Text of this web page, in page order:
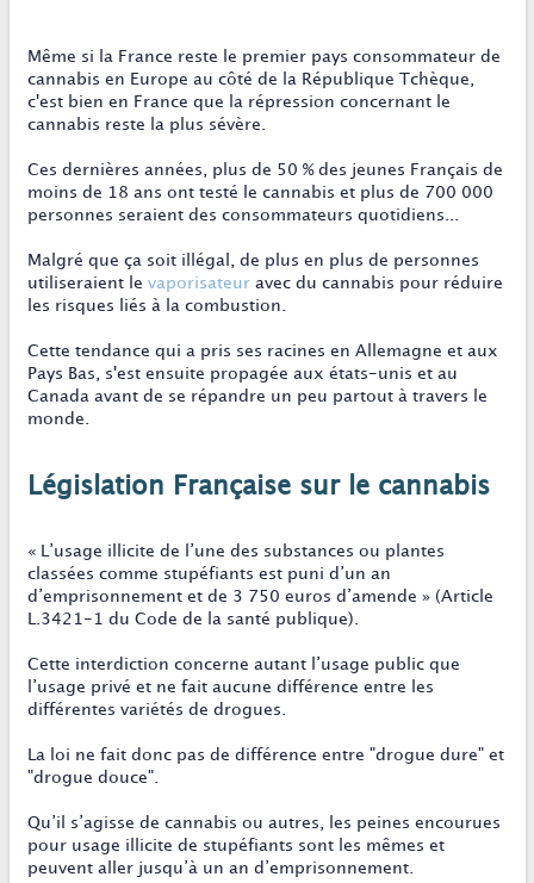
Même si la France reste le premier pays consommateur de
cannabis en Europe au côté de la République Tchèque,
c'est bien en France que la répression concernant le
cannabis reste la plus sévère.
Ces dernières années, plus de 50 % des jeunes Français de
moins de 18 ans ont testé le cannabis et plus de 700 000
personnes seraient des consommateurs quotidiens...
Malgré que ça soit illégal, de plus en plus de personnes
utiliseraient le vaporisateuravec du cannabis pour réduire
les risques liés à la combustion.
Cette tendance qui a pris ses racines en Allemagne et aux
Pays Bas, s'est ensuite propagée aux états-unis et au
Canada avant de se répandre un peu partout à travers le
monde.
Législation Française sur le cannabis
« L’usage illicite de l’une des substances ou plantes
classées comme stupéfiants est puni d’un an
d’emprisonnement et de 3 750 euros d’amende » (Article
L.3421-1 du Code de la santé publique).
Cette interdiction concerne autant l’usage public que
l’usage privé et ne fait aucune différence entre les
différentes variétés de drogues.
La loi ne fait donc pas de différence entre "drogue dure" et
"drogue douce".
Qu’il s’agisse de cannabis ou autres, les peines encourues
pour usage illicite de stupéfiants sont les mêmes et
peuvent aller jusqu’à un an d’emprisonnement.